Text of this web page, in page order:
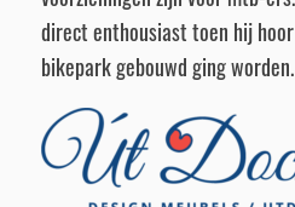
direct enthousiast toen hij
bikepark gebouwd ging worden.